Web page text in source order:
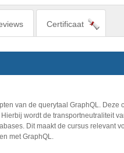
Certificaat
van de querytaal GraphQL. Deze
wordt de transportneutraliteit
Dit maakt de cursus relevant
met GraphQL.